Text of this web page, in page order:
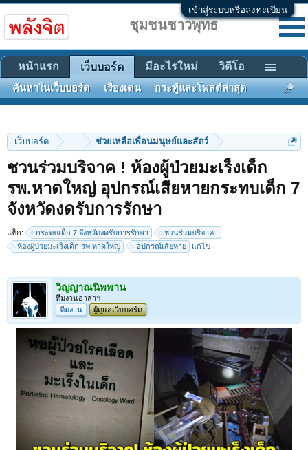
เข้าสู่ระบบหรือลงทะเบียน
เว็บบอร์ด ... ช่วยเหลือเพื่อนมนุษย์และสัตว์
ชวนร่วมบริจาค ! ห้องผู้ป่วยมะเร็งเด็ก
รพ.หาดใหญ่ อุปกรณ์เสียหายกระทบเด็ก 7
จังหวัดงดรับการรักษา
แท็ก: กระทบเด็ก 7 จังหวัดงดรับการรักษา
ชวนร่วมบริจาค !
ห้องผู้ป่วยมะเร็งเด็ก รพ.หาดใหญ่
อุปกรณ์เสียหาย แก้ไข
วิญญาณนิพพาน
ทีมงานอาสาฯ
ทีมงาน
ผู้ดูแลเว็บบอร์ด
ชุมชนชาวพุทธ
หน้าแรก เว็บบอร์ด
ค้นหาในเว็บบอร์ด เรื่องเด่น กระทู้และโพสต์ล่าสุด
มีอะไรใหม่ วิดีโอ